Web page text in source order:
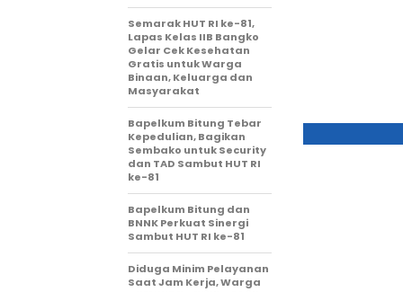
Semarak HUT RI ke-81,
Lapas Kelas IIB Bangko
Gelar Cek Kesehatan
Gratis untuk Warga
Binaan, Keluarga dan
Masyarakat
Bapelkum Bitung Tebar
Kepedulian, Bagikan
Sembako untuk Security
dan TAD Sambut HUT RI
ke-81
Bapelkum Bitung dan
BNNK Perkuat Sinergi
Sambut HUT RI ke-81
Diduga Minim Pelayanan
Saat Jam Kerja, Warga